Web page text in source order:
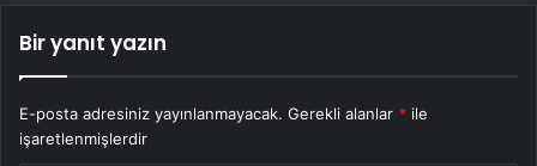
Bir yanıt yazın
E-posta adresiniz yayınlanmayacak. Gerekli alanlar * ile
işaretlenmişlerdir